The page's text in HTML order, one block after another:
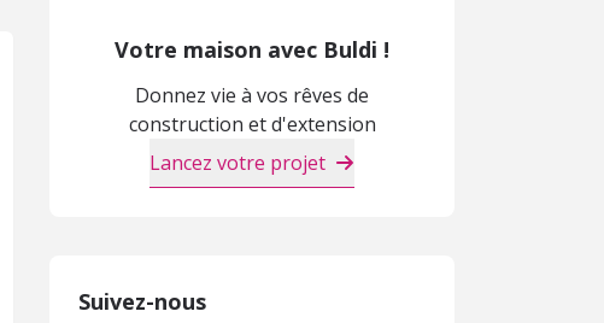
Votre maison avec Buldi !
Donnez vie à vos rêves de
construction et d'extension
Lancez votre projet
Suivez-nous